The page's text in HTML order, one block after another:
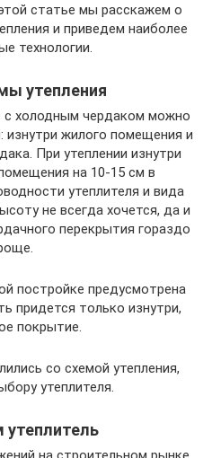
статье мы расскажем о
и приведем наиболее
технологии.
утепления
с холодным чердаком можно
жилого помещения и
При утеплении изнутри
на 10-15 см в
утеплителя и вида
не всегда хочется, да и
перекрытия гораздо
постройке предусмотрена
придется только изнутри,
покрытие.
со схемой утепления,
утеплителя.